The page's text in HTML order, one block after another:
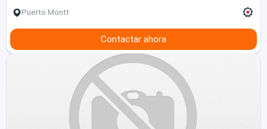
Puerto Montt
Contactar ahora